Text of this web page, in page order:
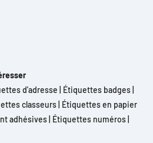
d'adresse Étiquettes badges
classeurs Étiquettes en papier
adhésives Étiquettes numéros